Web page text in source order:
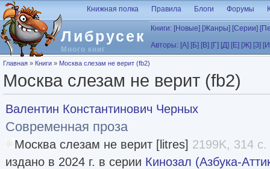
Перейти к основному содержанию
Либрусек
Много книг
Книжная полка Правила Блоги Форумы
Книги: [Новые] [Жанры] [Серии]
Авторы: [А] [Б] [В] [Г] [Д] [Е] [Ж] [З]
Вы здесь
Главная » Книги » Москва слезам не верит (fb2)
Москва слезам не верит (fb2)
Валентин Константинович Черных
Современная проза
Москва слезам не верит [litres] 2199K, 314 с.
издано в 2024 г. в серии Кинозал (Азбука-